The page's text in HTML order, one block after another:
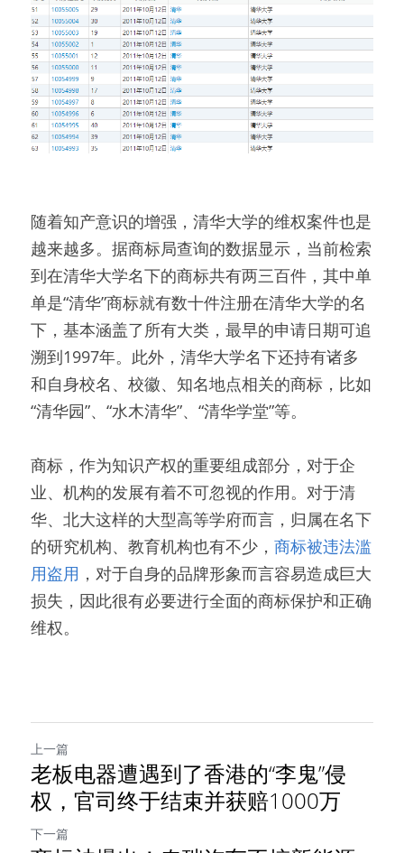
随着知产意识的增强，清华大学的维权案件也是
越来越多。据商标局查询的数据显示，当前检索
到在清华大学名下的商标共有两三百件，其中单
单是“清华”商标就有数十件注册在清华大学的名
下，基本涵盖了所有大类，最早的申请日期可追
溯到1997年。此外，清华大学名下还持有诸多
和自身校名、校徽、知名地点相关的商标，比如
“清华园”、“水木清华”、“清华学堂”等。
商标，作为知识产权的重要组成部分，对于企
业、机构的发展有着不可忽视的作用。对于清
华、北大这样的大型高等学府而言，归属在名下
的研究机构、教育机构也有不少， 商标被违法滥
用盗用 ，对于自身的品牌形象而言容易造成巨大
损失，因此很有必要进行全面的商标保护和正确
维权。
上一篇
老板电器遭遇到了香港的“李鬼”侵
权，官司终于结束并获赔1000万
下一篇